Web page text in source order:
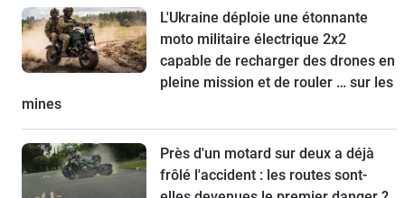
L'Ukraine déploie une étonnante
moto militaire électrique 2x2
capable de recharger des drones en
pleine mission et de rouler … sur les
mines
Près d'un motard sur deux a déjà
frôlé l'accident : les routes sont-